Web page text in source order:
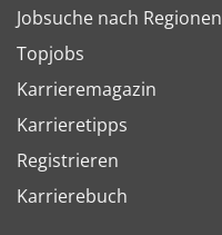
Jobsuche nach Regionen
Topjobs
Karrieremagazin
Karrieretipps
Registrieren
Karrierebuch